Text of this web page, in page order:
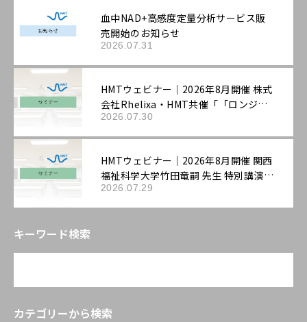
血中NAD+高感度定量分析サービス販
売開始のお知らせ
2026.07.31
HMTウェビナー｜2026年8月開催 株式
会社Rhelixa・HMT共催「「ロンジェ
ビティ」を科学する：最先端の抗老化
評価戦略」
2026.07.30
HMTウェビナー｜2026年8月開催 関西
福祉科学大学竹田竜嗣 先生 特別講演
「第3回機能性表示ラボ：ロンジェビテ
ィ市場の最新動向と「機能性表示食
み立て方」
2026.07.29
キーワード検索
カテゴリーから検索